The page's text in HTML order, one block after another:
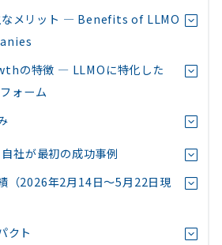
なメリット — Benefits of LLMO
の特徴 — LLMOに特化した
ォーム
社が最初の成功事例
（2026年2月14日〜5月22日現
クト